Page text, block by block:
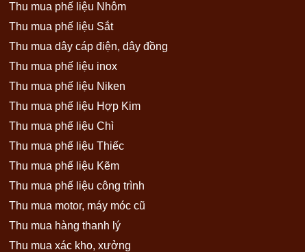
Thu mua phế liệu Nhôm
Thu mua phế liệu Sắt
Thu mua dây cáp điện, dây đồng
Thu mua phế liệu inox
Thu mua phế liệu Niken
Thu mua phế liệu Hợp Kim
Thu mua phế liệu Chì
Thu mua phế liệu Thiếc
Thu mua phế liệu Kẽm
Thu mua phế liệu công trình
Thu mua motor, máy móc cũ
Thu mua hàng thanh lý
Thu mua xác kho, xưởng